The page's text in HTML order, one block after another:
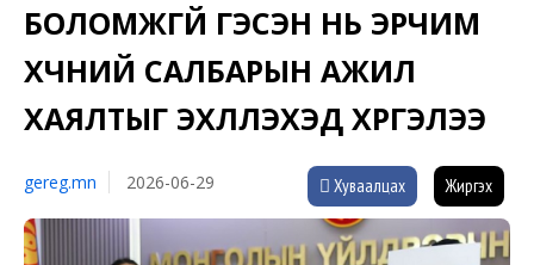
БОЛОМЖГҮЙ ГЭСЭН НЬ ЭРЧИМ
ХҮЧНИЙ САЛБАРЫН АЖИЛ
ХАЯЛТЫГ ЭХЛҮҮЛЭХЭД ХҮРГЭЛЭЭ
gereg.mn 2026-06-29 Хуваалцах Жиргэх